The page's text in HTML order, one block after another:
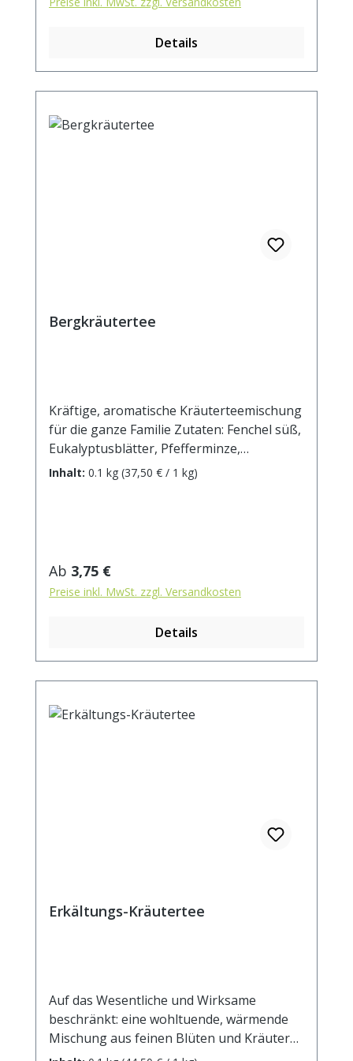
Sencha, Anis, Fenchel, Kümmel, Rote
Schlehdornblüten Zubereitung: ca. 15g Tee
mit 1 l. kochendem Wasser aufgiessen.
Details
Bergkräutertee
Kräftige, aromatische Kräuterteemischung
für die ganze Familie Zutaten: Fenchel süß,
Eukalyptusblätter, Pfefferminze,
Fichtennadeln, Krauseminze,
Enzianwurzel, Holunderblüten.
Zubereitung: ca. 15g Tee mit 1 l.
kochendem Wasser aufgiessen. Ziehzeit:
Inhalt: 0.1 kg (37,50 € / 1 kg)
Regulärer Preis:
Ab 3,75 €
Preise inkl. MwSt. zzgl. Versandkosten
Details
Erkältungs-Kräutertee
Auf das Wesentliche und Wirksame
beschränkt: eine wohltuende, wärmende
Mischung aus feinen Blüten und Kräutern,
die uns schnell wieder auf die Beine bringt!